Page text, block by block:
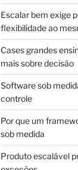
Escalar bem exige
flexibilidade ao
Cases grandes
mais sobre decisão
Software sob
controle
Por que um
sob medida
Produto escalável